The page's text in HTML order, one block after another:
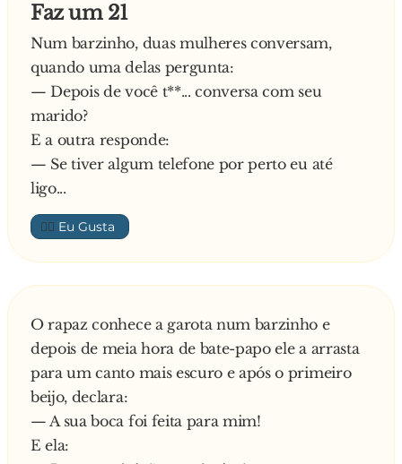
Faz um 21
Num barzinho, duas mulheres conversam,
quando uma delas pergunta:
— Depois de você t**... conversa com seu
marido?
E a outra responde:
— Se tiver algum telefone por perto eu até
ligo...
👍🏼
O rapaz conhece a garota num barzinho e
depois de meia hora de bate-papo ele a arrasta
para um canto mais escuro e após o primeiro
beijo, declara:
— A sua boca foi feita para mim!
E ela: